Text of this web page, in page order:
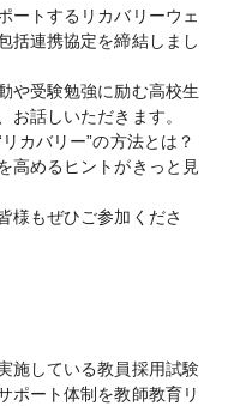
ートするリカバリーウェ
括連携協定を締結しまし
や受験勉強に励む高校生
お話しいただきます。
カバリー”の方法とは？
高めるヒントがきっと見
様もぜひご参加くださ
施している教員採用試験
ポート体制を教師教育リ